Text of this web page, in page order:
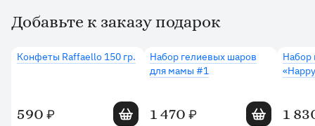
Дополнительные товары
Добавьте к заказу подарок
Конфеты Raffaello 150 гр.
590 ₽ Добавить в корзину
Набор гелиевых шаров
для мамы #1
1 470 ₽ Добавить в
Набор
1